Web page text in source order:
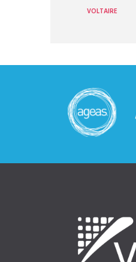
VOLTAIRE